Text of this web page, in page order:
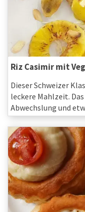
Riz Casimir mit
Dieser Schweizer
leckere Mahlzeit.
Abwechslung und